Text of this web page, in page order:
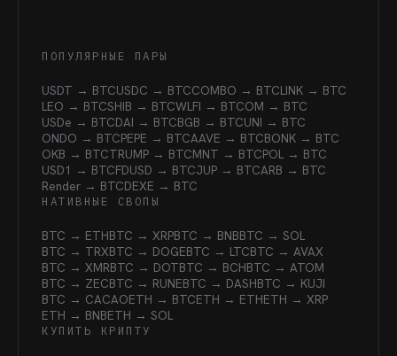
ПОПУЛЯРНЫЕ ПАРЫ
USDT → BTCUSDC → BTCCOMBO → BTCLINK → BTC
LEO → BTCSHIB → BTCWLFI → BTCOM → BTC
USDe → BTCDAI → BTCBGB → BTCUNI → BTC
ONDO → BTCPEPE → BTCAAVE → BTCBONK → BTC
OKB → BTCTRUMP → BTCMNT → BTCPOL → BTC
USD1 → BTCFDUSD → BTCJUP → BTCARB → BTC
Render → BTCDEXE → BTC
НАТИВНЫЕ СВОПЫ
BTC → ETHBTC → XRPBTC → BNBBTC → SOL
BTC → TRXBTC → DOGEBTC → LTCBTC → AVAX
BTC → XMRBTC → DOTBTC → BCHBTC → ATOM
BTC → ZECBTC → RUNEBTC → DASHBTC → KUJI
BTC → CACAOETH → BTCETH → ETHETH → XRP
ETH → BNBETH → SOL
КУПИТЬ КРИПТУ